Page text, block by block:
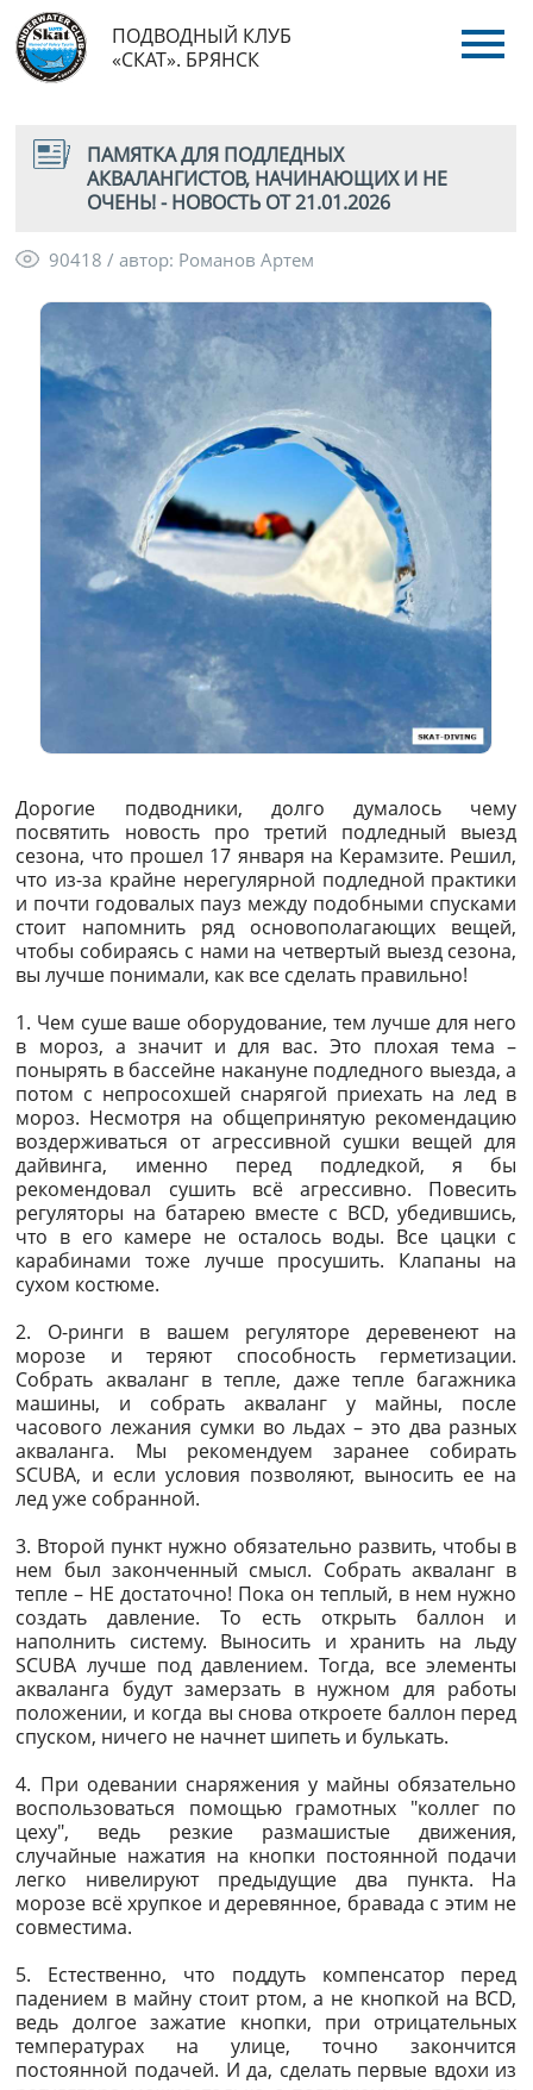
ПОДВОДНЫЙ КЛУБ
«СКАТ». БРЯНСК
ПАМЯТКА ДЛЯ ПОДЛЕДНЫХ
АКВАЛАНГИСТОВ, НАЧИНАЮЩИХ И НЕ
ОЧЕНЬ! - НОВОСТЬ ОТ 21.01.2026
90418 / автор: Романов Артем
Дорогие подводники, долго думалось чему
посвятить новость про третий подледный выезд
сезона, что прошел 17 января на Керамзите. Решил,
что из-за крайне нерегулярной подледной практики
и почти годовалых пауз между подобными спусками
стоит напомнить ряд основополагающих вещей,
чтобы собираясь с нами на четвертый выезд сезона,
вы лучше понимали, как все сделать правильно!
1. Чем суше ваше оборудование, тем лучше для него
в мороз, а значит и для вас. Это плохая тема –
понырять в бассейне накануне подледного выезда, а
потом с непросохшей снарягой приехать на лед в
мороз. Несмотря на общепринятую рекомендацию
воздерживаться от агрессивной сушки вещей для
дайвинга, именно перед подледкой, я бы
рекомендовал сушить всё агрессивно. Повесить
регуляторы на батарею вместе с BCD, убедившись,
что в его камере не осталось воды. Все цацки с
карабинами тоже лучше просушить. Клапаны на
сухом костюме.
2. О-ринги в вашем регуляторе деревенеют на
морозе и теряют способность герметизации.
Собрать акваланг в тепле, даже тепле багажника
машины, и собрать акваланг у майны, после
часового лежания сумки во льдах – это два разных
акваланга. Мы рекомендуем заранее собирать
SCUBA, и если условия позволяют, выносить ее на
лед уже собранной.
3. Второй пункт нужно обязательно развить, чтобы в
нем был законченный смысл. Собрать акваланг в
тепле – НЕ достаточно! Пока он теплый, в нем нужно
создать давление. То есть открыть баллон и
наполнить систему. Выносить и хранить на льду
SCUBA лучше под давлением. Тогда, все элементы
акваланга будут замерзать в нужном для работы
положении, и когда вы снова откроете баллон перед
спуском, ничего не начнет шипеть и булькать.
4. При одевании снаряжения у майны обязательно
воспользоваться помощью грамотных "коллег по
цеху", ведь резкие размашистые движения,
случайные нажатия на кнопки постоянной подачи
легко нивелируют предыдущие два пункта. На
морозе всё хрупкое и деревянное, бравада с этим не
совместима.
5. Естественно, что поддуть компенсатор перед
падением в майну стоит ртом, а не кнопкой на BCD,
ведь долгое зажатие кнопки, при отрицательных
температурах на улице, точно закончится
постоянной подачей. И да, сделать первые вдохи из